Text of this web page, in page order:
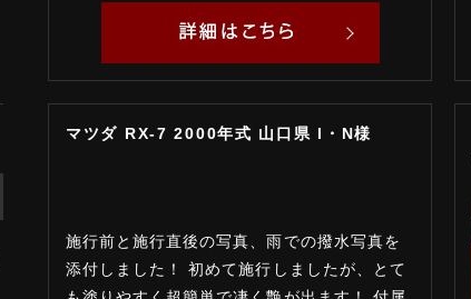
マツダ RX-7 2000年式 山口県 I・N様
施行前と施行直後の写真、雨での撥水写真を
添付しました！ 初めて施行しましたが、とて